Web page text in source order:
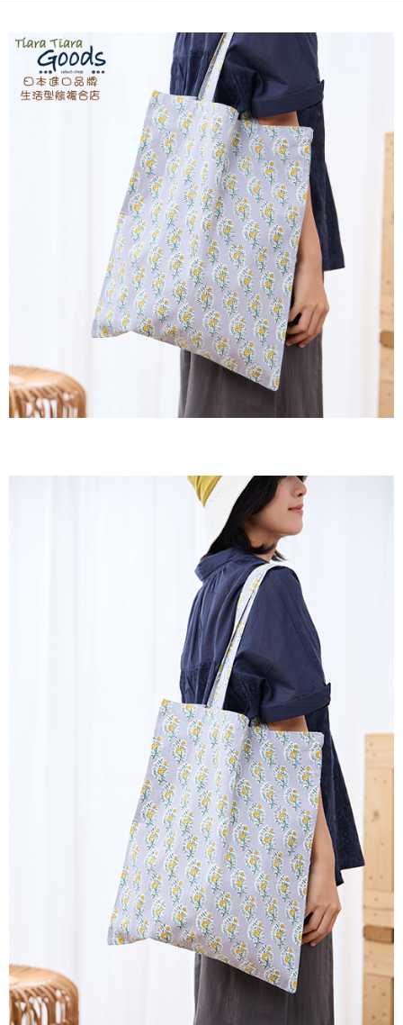
２．便利：只要手機號碼，簡訊認證，即可結帳。
３．安心：先確認商品／服務後，再付款。
【「AFTEE先享後付」結帳流程】
１．於結帳方式選擇「AFTEE先享後付」後，將跳轉至「AFTEE先享後付」
結帳頁面，進行簡訊認證並確認金額後，即可完成結帳。
２．訂單成立數日內，您將收到繳費通知簡訊。
３．收到繳費通知簡訊後14天內，點擊此簡訊中的連結，可透過四大超商／
ATM／網路銀行／等多元方式進行付款，方視為交易完成。
※ 請注意：結帳手續完成當下不需立刻繳費，但若您需要取消訂單，請聯絡
購買商品的店家。未經商家同意取消之訂單仍視為有效，需透過AFTEE先享
後付繳納相關費用。
※ 交易是否成功請以「AFTEE先享後付 」之結帳頁面顯示為準，若有關於
是否繳費成功／繳費後需取消欲退款等相關疑問，請聯繫「AFTEE先享後付
https://netprotections.freshdesk.com/support/home
１．透過由恩沛科技股份有限公司提供之「AFTEE先享後付」服務完成之交
易，需依本服務之必要範圍內提供個人資料，並將交易相關給付款項請求債
權轉讓予恩沛科技股份有限公司。
２．關於個人資料處理事宜，請瀏覽以下網址：
https://aftee.tw/terms/#terms3
３．未成年的使用者請事先徵得法定代理人或監護人之同意方可使用
「AFTEE先享後付」，若未經同意申辦者引起之損失，本公司不負相關責
請求用戶進行身份認證。
５．嚴禁一人註冊多個帳號或使用他人資訊註冊。若發現惡意使用之情形，
恩沛科技股份有限公司將有權停止該用戶之使用額度並採取法律行動。
運送方式
全家取貨付款
每筆NT$60，滿NT$1,800(含以上)免運費
每筆NT$60，滿NT$1,800(含以上)免運費
每筆NT$60，滿NT$2,000(含以上)免運費
每筆NT$60，滿NT$2,000(含以上)免運費
黑貓宅急便(包裹尺寸60cm以下)
每筆NT$100，滿NT$2,000(含以上)免運費
黑貓宅急便(包裹尺寸90cm以下)
每筆NT$140，滿NT$2,000(含以上)免運費